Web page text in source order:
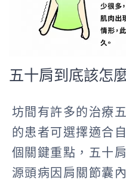
五十肩到底該怎
坊間有許多的治療
的患者可選擇適合
個關鍵重點，五十
源頭病因肩關節囊